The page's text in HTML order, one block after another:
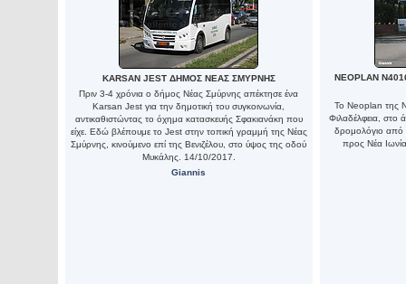
KARSAN JEST ΔΗΜΟΣ ΝΕΑΣ ΣΜΥΡΝΗΣ
Πριν 3-4 χρόνια ο δήμος Νέας Σμύρνης απέκτησε ένα
Karsan Jest για την δημοτική του συγκοινωνία,
αντικαθιστώντας το όχημα κατασκευής Σφακιανάκη που
είχε. Εδώ βλέπουμε το Jest στην τοπική γραμμή της Νέας
Σμύρνης, κινούμενο επί της Βενιζέλου, στο ύψος της οδού
Μυκάλης. 14/10/2017.
Giannis
NEOPLAN
Το Neoplan της
Φιλαδέλφεια, στο
δρομολόγιο από
προς Νέα